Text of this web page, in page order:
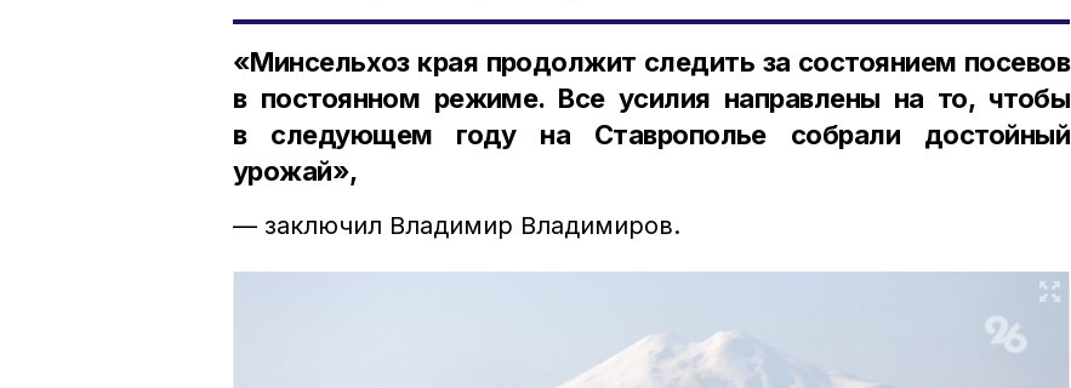
«Минсельхоз края продолжит следить за состоянием посевов
в постоянном режиме. Все усилия направлены на то, чтобы
в следующем году на Ставрополье собрали достойный
урожай»,
— заключил Владимир Владимиров.